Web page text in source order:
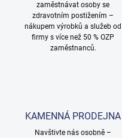
zaměstnávat osoby se
zdravotním postižením –
nákupem výrobků a služeb od
firmy s více než 50 % OZP
zaměstnanců.
KAMENNÁ PRODEJNA
Navštivte nás osobně –